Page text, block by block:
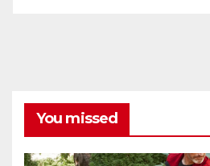
You missed